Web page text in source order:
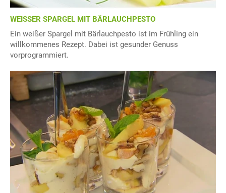
WEISSER SPARGEL MIT BÄRLAUCHPESTO
Ein weißer Spargel mit Bärlauchpesto ist im Frühling ein
willkommenes Rezept. Dabei ist gesunder Genuss
vorprogrammiert.